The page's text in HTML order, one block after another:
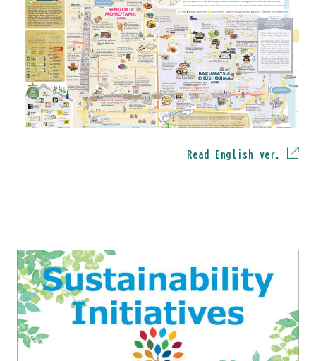
Read English ver.